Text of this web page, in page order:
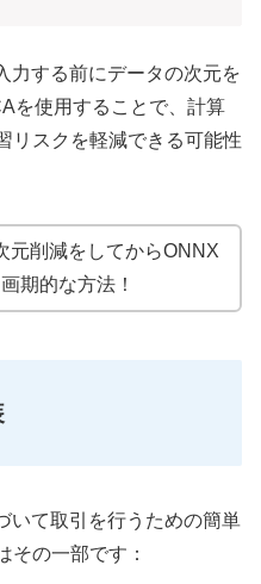
力する前にデータの次元を
を使用することで、計算
リスクを軽減できる可能性
元削減をしてからONNX
期的な方法！
いて取引を行うための簡単
その一部です：